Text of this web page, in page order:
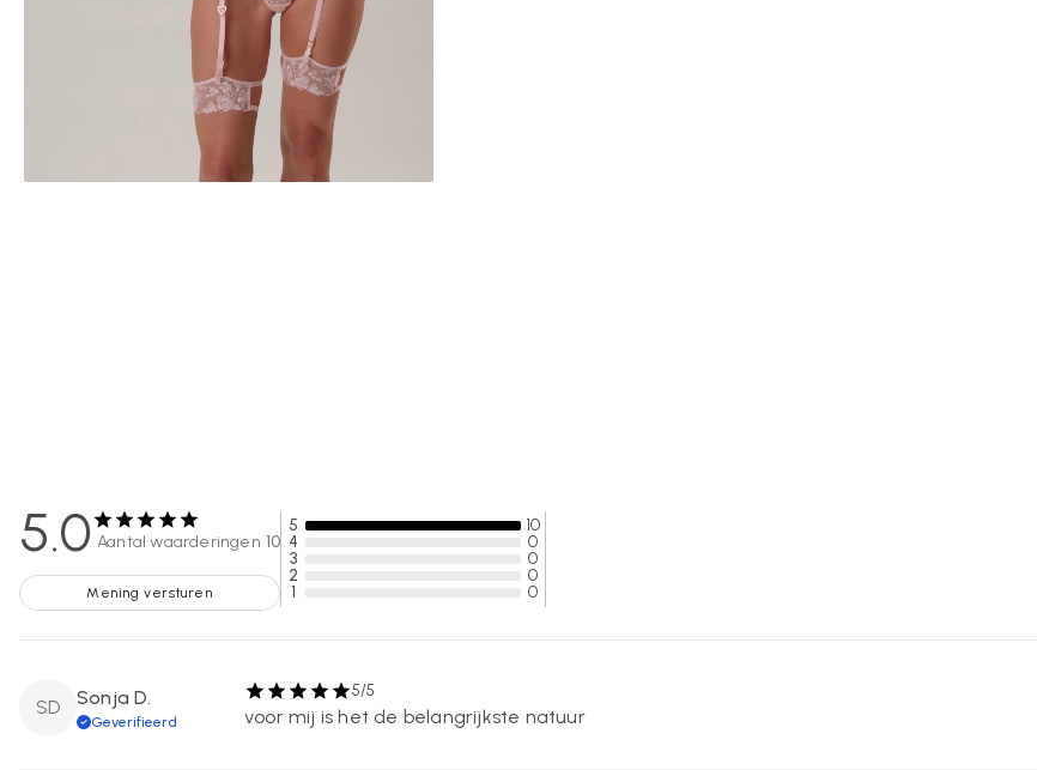
5.0 Aantal waarderingen 10
Mening versturen
5
10
4
0
3
0
2
0
1
0
SD Sonja D.
Geverifieerd
5/5
voor mij is het de belangrijkste natuur